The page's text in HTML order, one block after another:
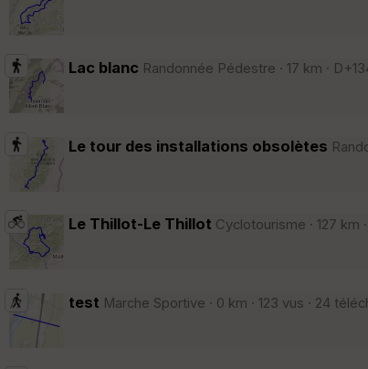
Lac blanc Randonnée Pédestre · 17 km ·
Le tour des installations obsolètes
Le Thillot-Le Thillot Cyclotourisme · 127 km
test Marche Sportive · 0 km · 123 vus · 24